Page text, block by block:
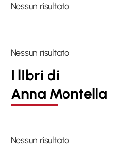
Nessun risultato
Nessun risultato
I lIbri di
Anna Montella
Nessun risultato